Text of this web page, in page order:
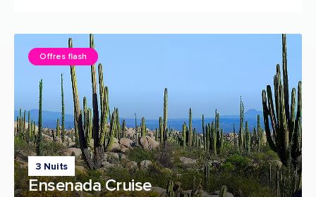
3 Nuits
Ensenada Cruise
Offres flash